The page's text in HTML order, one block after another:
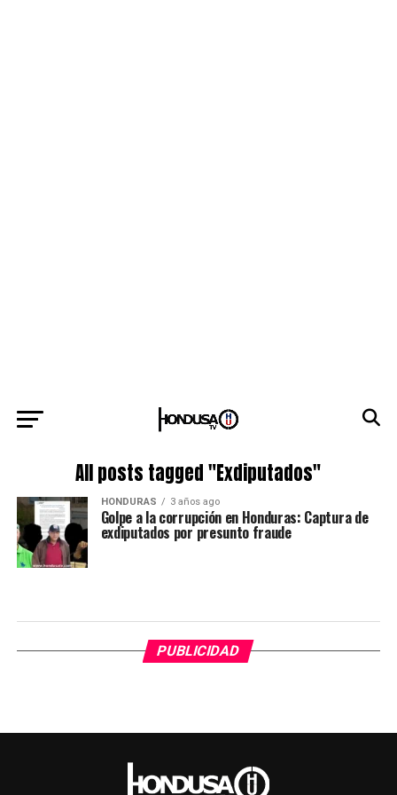
All posts tagged "Exdiputados"
HONDURAS 3 años ago
Golpe a la corrupción en Honduras: Captura de
exdiputados por presunto fraude
PUBLICIDAD